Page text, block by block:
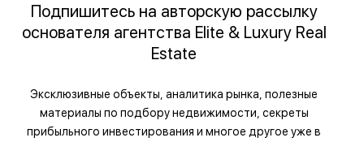
Подпишитесь на авторскую рассылку
основателя агентства Elite & Luxury Real
Estate
Эксклюзивные объекты, аналитика рынка, полезные
материалы по подбору недвижимости, секреты
прибыльного инвестирования и многое другое уже в